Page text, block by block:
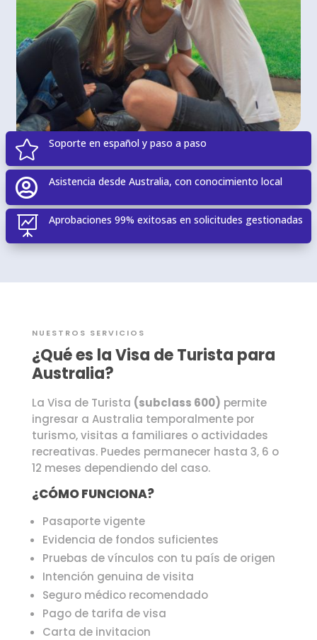
 Soporte en español y paso a paso
 Asistencia desde Australia, con conocimiento local
 Aprobaciones 99% exitosas en solicitudes gestionadas
NUESTROS SERVICIOS
¿Qué es la Visa de Turista para
Australia?
La Visa de Turista (subclass 600) permite
ingresar a Australia temporalmente por
turismo, visitas a familiares o actividades
recreativas. Puedes permanecer hasta 3, 6 o
12 meses dependiendo del caso.
¿CÓMO FUNCIONA?
Pasaporte vigente
Evidencia de fondos suficientes
Pruebas de vínculos con tu país de origen
Intención genuina de visita
Seguro médico recomendado
Pago de tarifa de visa
Carta de invitacion